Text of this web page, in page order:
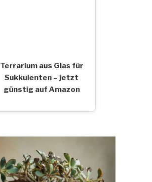
Terrarium aus Glas für
Sukkulenten – jetzt
günstig auf Amazon